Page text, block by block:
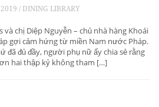
/ DINING LIBRARY
và chị Diệp Nguyễn – chủ nhà hàng Khoái
gợi cảm hứng từ miền Nam nước Pháp.
đã đủ đầy, người phụ nữ ấy chia sẻ rằng
hai thập kỷ không tham […]